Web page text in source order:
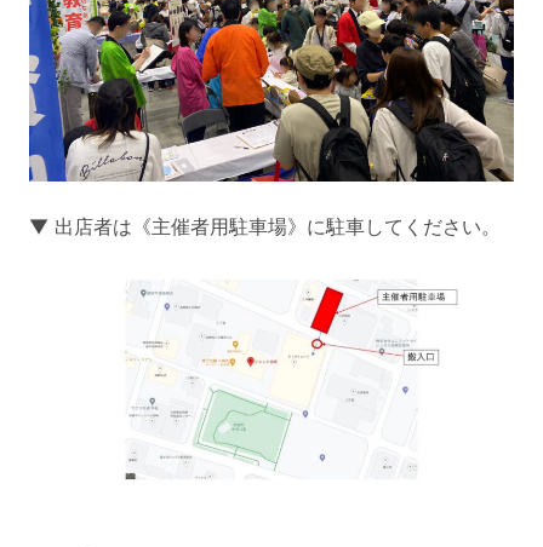
▼ 出店者は《主催者用駐車場》に駐車してください。